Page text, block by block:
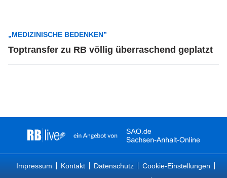
„MEDIZINISCHE BEDENKEN”
Toptransfer zu RB völlig überraschend geplatzt
Impressum Kontakt Datenschutz
Cookie-Einstellungen